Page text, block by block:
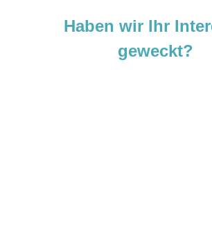
Haben wir Ihr
geweckt?